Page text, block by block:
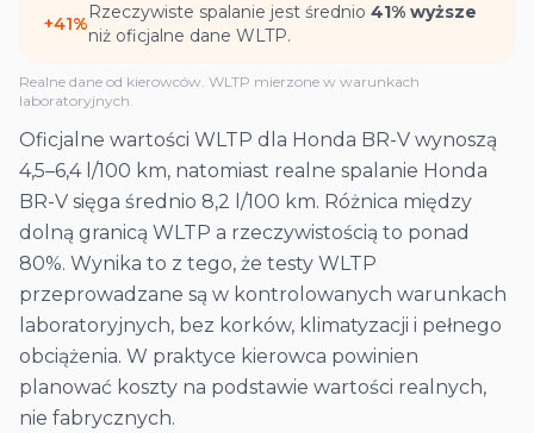
+41%
Rzeczywiste spalanie jest średnio 41% wyższe
niż oficjalne dane WLTP.
Realne dane od kierowców. WLTP mierzone w warunkach
laboratoryjnych.
Oficjalne wartości WLTP dla Honda BR-V wynoszą
4,5–6,4 l/100 km, natomiast realne spalanie Honda
BR-V sięga średnio 8,2 l/100 km. Różnica między
dolną granicą WLTP a rzeczywistością to ponad
80%. Wynika to z tego, że testy WLTP
przeprowadzane są w kontrolowanych warunkach
laboratoryjnych, bez korków, klimatyzacji i pełnego
obciążenia. W praktyce kierowca powinien
planować koszty na podstawie wartości realnych,
nie fabrycznych.